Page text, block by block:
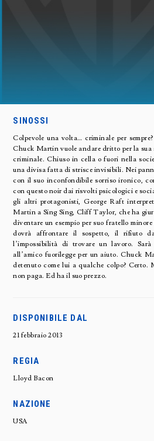
SINOSSI
Colpevole una volta… criminale per
Chuck Martin vuole andare dritto per la sua
criminale. Chiuso in cella o fuori nella
una divisa fatta di strisce invisibili. Nei
con il suo inconfondibile sorriso ironico,
con questo noir dai risvolti psicologici e
gli altri protagonisti, George Raft
Martin a Sing Sing, Cliff Taylor, che ha
diventare un esempio per suo fratello
dovrà affrontare il sospetto, il rifiuto
l’impossibilità di trovare un lavoro.
all’amico fuorilegge per un aiuto. Chuck
detenuto come lui a qualche colpo? Certo.
non paga. Ed ha il suo prezzo.
DISPONIBILE DAL
21 febbraio 2013
REGIA
Lloyd Bacon
NAZIONE
USA